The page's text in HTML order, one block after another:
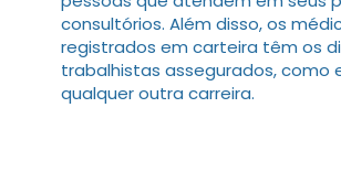
consultórios. Além disso, os
registrados em carteira têm os
trabalhistas assegurados, como
qualquer outra carreira.